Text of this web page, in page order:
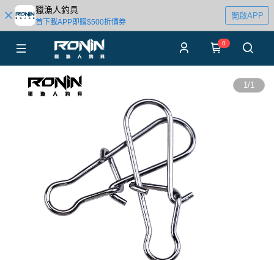
獵漁人釣具
首下載APP即贈$500折價券
開啟APP
0
1/1